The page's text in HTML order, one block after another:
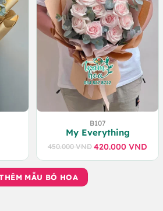
B107
My Everything
450.000VND Giá
gốc
420.000VND
Giá
hiện
MẪU BÓ HOA